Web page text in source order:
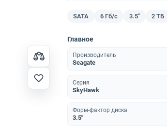
SATA 6 Гб/с 3.5" 2 ТБ
Главное
Производитель
Seagate
Серия
SkyHawk
Форм-фактор диска
3.5"